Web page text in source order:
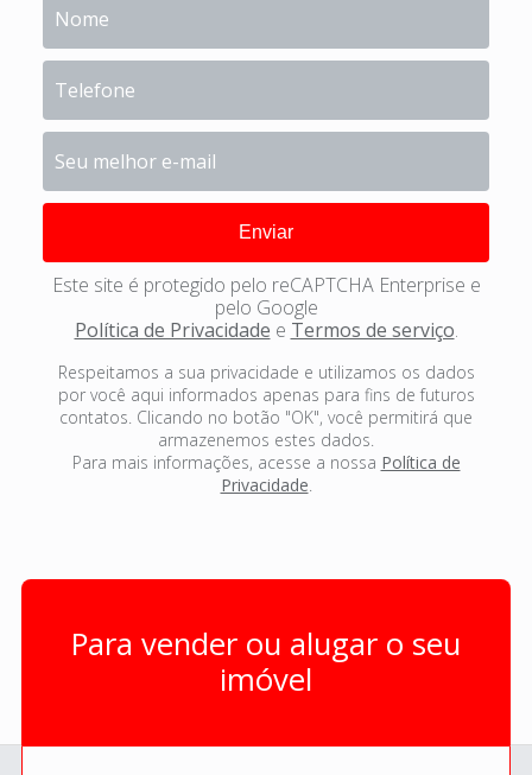
Este site é protegido pelo reCAPTCHA Enterprise e
pelo Google
Política de Privacidade e Termos de serviço.
Respeitamos a sua privacidade e utilizamos os dados
por você aqui informados apenas para fins de futuros
contatos. Clicando no botão "OK", você permitirá que
armazenemos estes dados.
Para mais informações, acesse a nossa Política de
Privacidade.
Para vender ou alugar o seu
imóvel